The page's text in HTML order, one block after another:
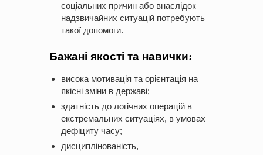
соціальних причин або внаслідок
надзвичайних ситуацій потребують
такої допомоги.
Бажані якості та навички:
висока мотивація та орієнтація на
якісні зміни в державі;
здатність до логічних операцій в
екстремальних ситуаціях, в умовах
дефіциту часу;
дисциплінованість,